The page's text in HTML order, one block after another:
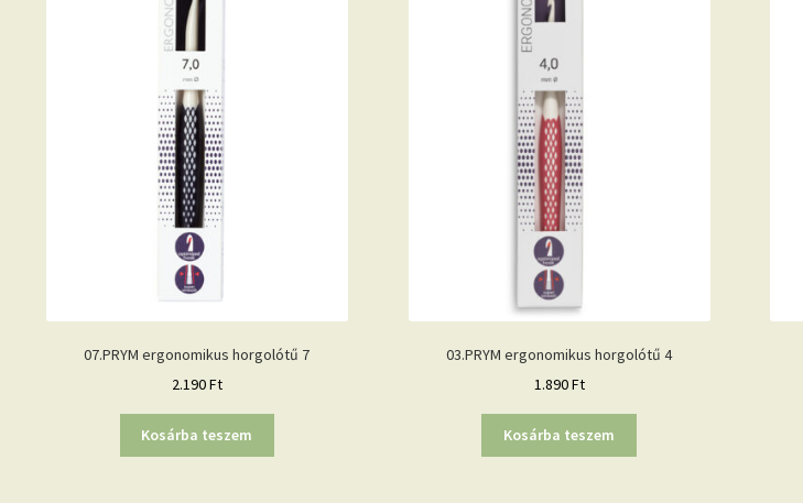
07.PRYM ergonomikus horgolótű 7
2.190Ft
Kosárba teszem
03.PRYM ergonomikus horgolótű 4
1.890Ft
Kosárba teszem